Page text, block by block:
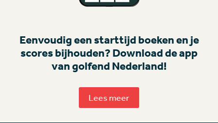
Eenvoudig een starttijd boeken en je
scores bijhouden? Download de app
van golfend Nederland!
Lees meer